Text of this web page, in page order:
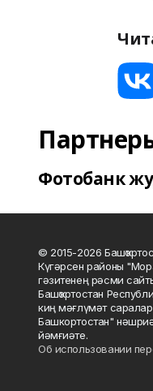
Фотобанк
© 2015-2026
Күгәрсен районы
гәзитенең рәсми
Башҡортостан
киң мәғлүмәт
Башкортостан"
йәмғиәте.
Об использовании